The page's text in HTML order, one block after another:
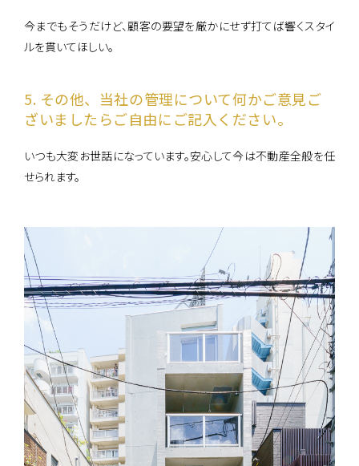
今までもそうだけど、顧客の要望を厳かにせず打てば響くスタイ
ルを貫いてほしい。
5. その他、当社の管理について何かご意見ご
ざいましたらご自由にご記入ください。
いつも大変お世話になっています。安心して今は不動産全般を任
せられます。